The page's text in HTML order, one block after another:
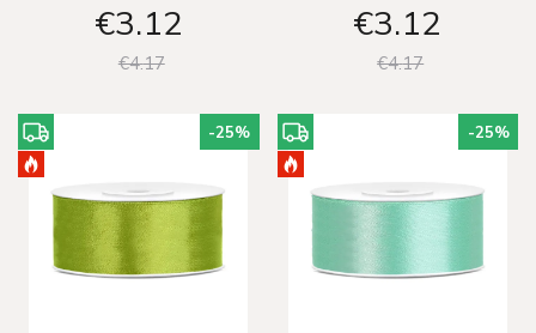
€3 12
€417
€3 12
€417
-25% -25%